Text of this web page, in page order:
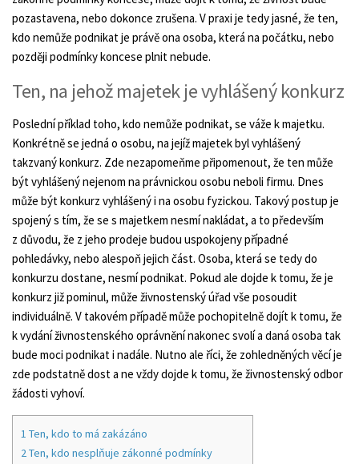
pozastavena, nebo dokonce zrušena. V praxi je tedy jasné, že ten,
kdo nemůže podnikat je právě ona osoba, která na počátku, nebo
později podmínky koncese plnit nebude.
Ten, na jehož majetek je vyhlášený konkurz
Poslední příklad toho, kdo nemůže podnikat, se váže k majetku.
Konkrétně se jedná o osobu, na jejíž majetek byl vyhlášený
takzvaný konkurz. Zde nezapomeňme připomenout, že ten může
být vyhlášený nejenom na právnickou osobu neboli firmu. Dnes
může být konkurz vyhlášený i na osobu fyzickou. Takový postup je
spojený s tím, že se s majetkem nesmí nakládat, a to především
z důvodu, že z jeho prodeje budou uspokojeny případné
pohledávky, nebo alespoň jejich část. Osoba, která se tedy do
konkurzu dostane, nesmí podnikat. Pokud ale dojde k tomu, že je
konkurz již pominul, může živnostenský úřad vše posoudit
individuálně. V takovém případě může pochopitelně dojít k tomu, že
k vydání živnostenského oprávnění nakonec svolí a daná osoba tak
bude moci podnikat i nadále. Nutno ale říci, že zohledněných věcí je
zde podstatně dost a ne vždy dojde k tomu, že živnostenský odbor
žádosti vyhoví.
1 Ten, kdo to má zakázáno
2Ten, kdo nesplňuje zákonné podmínky